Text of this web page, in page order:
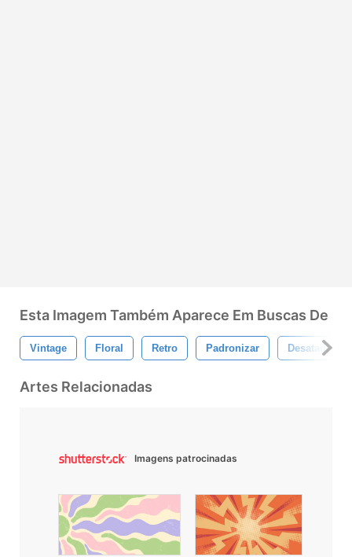
Esta Imagem Também Aparece Em Buscas De
Vintage Floral Retro Padronizar Desatado
Artes Relacionadas
Imagens patrocinadas